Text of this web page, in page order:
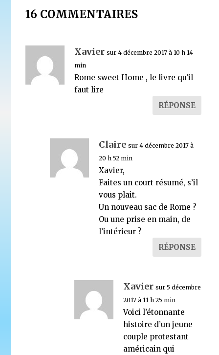
A quoi sert finalement le Service pour les Relations
l’Islam (SRI*) ?
16 COMMENTAIRES
Xavier sur 4 décembre 2017 à 10 h 14
min
Rome sweet Home , le livre qu’il
faut lire
RÉPONSE
Claire sur 4 décembre 2017 à
20 h 52 min
Xavier,
Faites un court résumé, s’il
vous plait.
Un nouveau sac de Rome ?
Ou une prise en main, de
l’intérieur ?
RÉPONSE
Xavier sur 5 décembre
2017 à 11 h 25 min
Voici l’étonnante
histoire d’un jeune
couple protestant
américain qui